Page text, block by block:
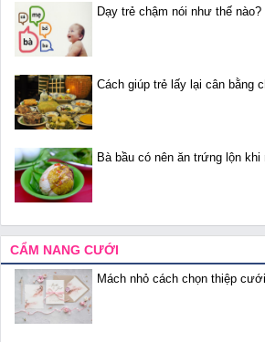
Dạy trẻ chậm nói như thế nào?
Cách giúp trẻ lấy lại cân bằng
Bà bầu có nên ăn trứng lộn khi
CẨM NANG CƯỚI
Mách nhỏ cách chọn thiệp